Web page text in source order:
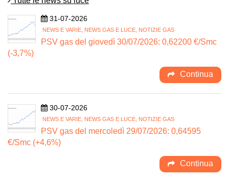
31-07-2026
NEWS E VARIE, NEWS GAS E LUCE, NOTIZIE GAS
PSV gas del giovedì 30/07/2026: 0,62200 €/Smc
(-3,7%)
Continua
30-07-2026
NEWS E VARIE, NEWS GAS E LUCE, NOTIZIE GAS
PSV gas del mercoledì 29/07/2026: 0,64595
€/Smc (+4,6%)
Continua